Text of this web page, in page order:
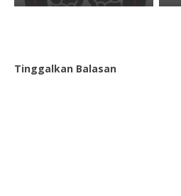
Tinggalkan Balasan